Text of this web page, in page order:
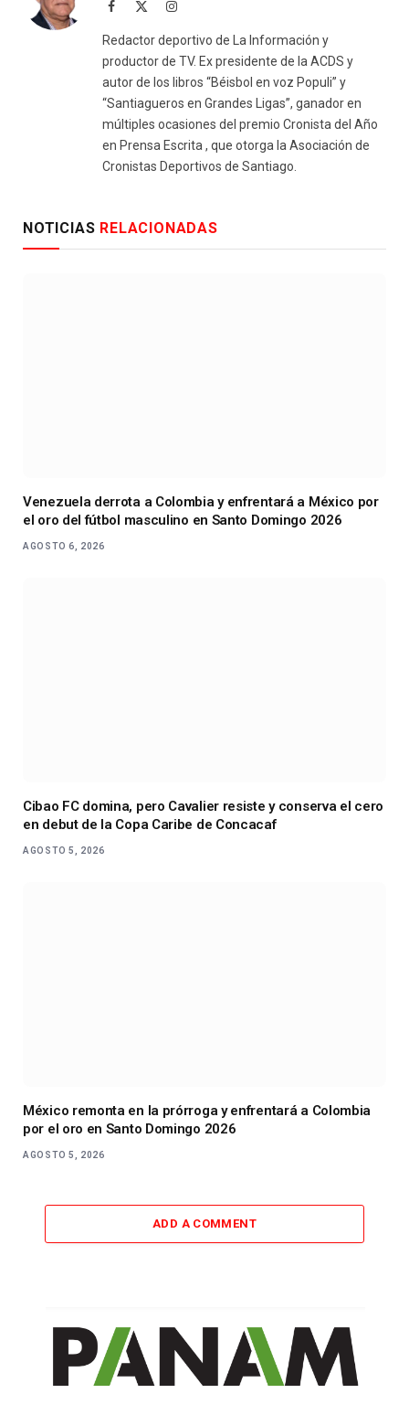
Facebook Instagram
Redactor deportivo de La Información y
productor de TV. Ex presidente de la ACDS y
autor de los libros “Béisbol en voz Populi” y
“Santiagueros en Grandes Ligas”, ganador en
múltiples ocasiones del premio Cronista del Año
en Prensa Escrita , que otorga la Asociación de
Cronistas Deportivos de Santiago.
NOTICIAS RELACIONADAS
Venezuela derrota a Colombia y enfrentará a México por
el oro del fútbol masculino en Santo Domingo 2026
AGOSTO 6, 2026
Cibao FC domina, pero Cavalier resiste y conserva el cero
en debut de la Copa Caribe de Concacaf
AGOSTO 5, 2026
México remonta en la prórroga y enfrentará a Colombia
por el oro en Santo Domingo 2026
AGOSTO 5, 2026
ADD A COMMENT